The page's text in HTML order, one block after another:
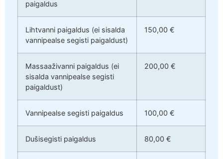
paigaldus
Lihtvanni paigaldus (ei sisalda
vannipealse segisti paigaldust)
150,00 €
Massaaživanni paigaldus (ei
sisalda vannipealse segisti
paigaldust)
200,00 €
Vannipealse segisti paigaldus 100,00 €
Dušisegisti paigaldus 80,00 €